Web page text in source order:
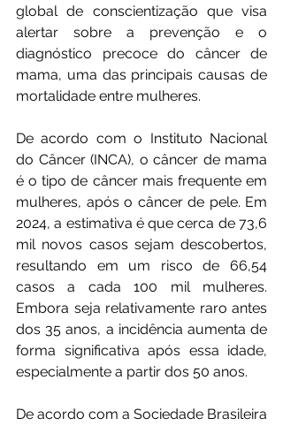
global de conscientização que visa
alertar sobre a prevenção e o
diagnóstico precoce do câncer de
mama, uma das principais causas de
mortalidade entre mulheres.
De acordo com o Instituto Nacional
do Câncer (INCA), o câncer de mama
é o tipo de câncer mais frequente em
mulheres, após o câncer de pele. Em
2024, a estimativa é que cerca de 73,6
mil novos casos sejam descobertos,
resultando em um risco de 66,54
casos a cada 100 mil mulheres.
Embora seja relativamente raro antes
dos 35 anos, a incidência aumenta de
forma significativa após essa idade,
especialmente a partir dos 50 anos.
De acordo com a Sociedade Brasileira